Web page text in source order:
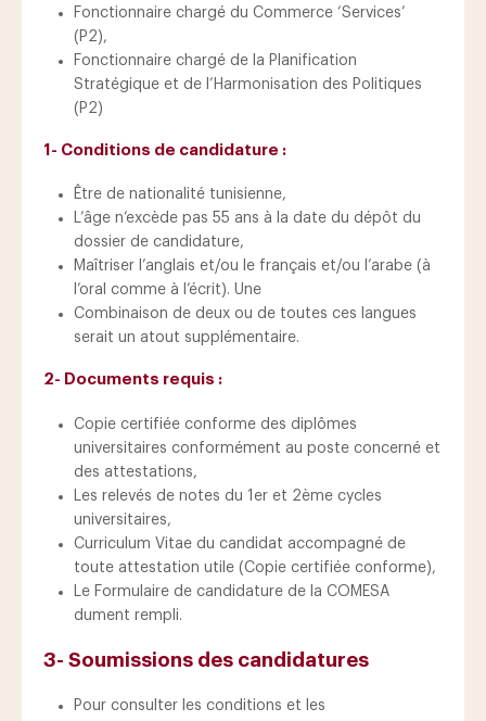
Fonctionnaire chargé du Commerce ‘Services’
(P2),
Fonctionnaire chargé de la Planification
Stratégique et de l’Harmonisation des Politiques
(P2)
1- Conditions de candidature :
Être de nationalité tunisienne,
L’âge n’excède pas 55 ans à la date du dépôt du
dossier de candidature,
Maîtriser l’anglais et/ou le français et/ou l’arabe (à
l’oral comme à l’écrit). Une
Combinaison de deux ou de toutes ces langues
serait un atout supplémentaire.
2- Documents requis :
Copie certifiée conforme des diplômes
universitaires conformément au poste concerné et
des attestations,
Les relevés de notes du 1er et 2ème cycles
universitaires,
Curriculum Vitae du candidat accompagné de
toute attestation utile (Copie certifiée conforme),
Le Formulaire de candidature de la COMESA
dument rempli.
3- Soumissions des candidatures
Pour consulter les conditions et les